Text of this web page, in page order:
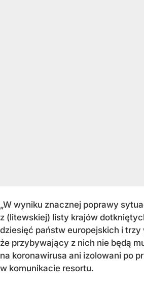
„W wyniku znacznej poprawy
z (litewskiej) listy krajów
dziesięć państw europejskich i trzy
że przybywający z nich nie będą
na koronawirusa ani izolowani po
w komunikacie resortu.